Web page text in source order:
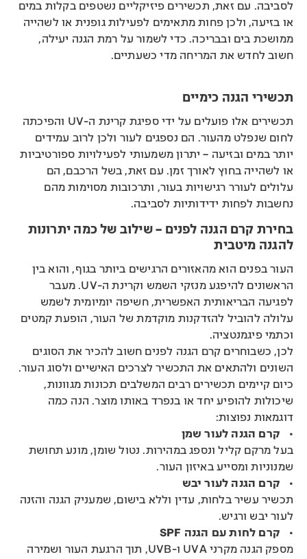
לסביבה. עם זאת, תכשירים פיזיקליים נשטפים בקלות במים
או בזיעה, ולכן פחות מתאימים לפעילות גופנית או לשהייה
ממושכת בים ובבריכה. כדי לשמור על רמת הגנה יעילה,
חשוב לחדש את המריחה מדי כשעתיים.
תכשירי הגנה כימיים
תכשירים אלו פועלים על ידי ספיגת קרינת ה-UV והפיכתה
לחום שנפלט מהעור. הם נספגים לעור ולכן לרוב עמידים
יותר במים ובזיעה – יתרון משמעותי לפעילויות ספורטיביות
או לשהייה בחוץ לאורך זמן. עם זאת, בשל הרכבם, הם
עלולים לעורר רגישויות בעור, ותרכובות מסוימות מהם
נחשבות לפחות ידידותיות לסביבה.
בחירת קרם הגנה לפנים – שילוב של כמה יתרונות
להגנה מיטבית
העור בפנים הוא מהאזורים הרגישים ביותר בגוף, והוא בין
הראשונים להיפגע מנזקי השמש וקרינת ה-UV. מעבר
לפגיעה הבריאותית האפשרית, חשיפה יומיומית לשמש
עלולה להוביל להזדקנות מוקדמת של העור, הופעת קמטים
וכתמי פיגמנטציה.
לכן, כשבוחרים קרם הגנה לפנים חשוב להכיר את הסוגים
השונים ולהתאים את התכשיר לצרכים האישיים ולסוג העור.
כיום קיימים תכשירים רבים המשלבים תכונות מגוונות,
שיכולות להופיע יחד או בנפרד באותו מוצר. הנה כמה
דוגמאות נפוצות:
• קרם הגנה לעור שמן
בעל מרקם קליל ונספג במהירות. נטול שומן, מונע תחושת
שמנוניות ומסייע באיזון העור.
• קרם הגנה לעור יבש
תכשיר עשיר בלחות, עדין וללא בישום, שמעניק הגנה והזנה
לעור יבש ורגיש.
•
קרם לחות עם הגנה SPF
מספק הגנה מקרני UVA ו-UVB, תוך הרגעת העור ושמירה